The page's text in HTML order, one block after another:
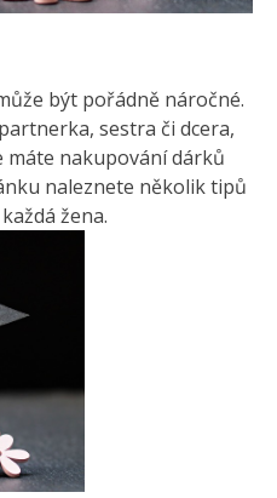
být pořádně náročné.
sestra či dcera,
máte nakupování dárků
naleznete několik tipů
žena.